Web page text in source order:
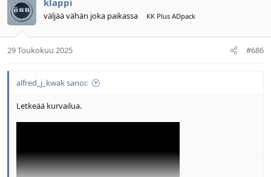
väljää vähän joka paikassa KK Plus ADpack
29 Toukokuu 2025 #686
alfred_j_kwak sanoi:
Letkeää kurvailua.